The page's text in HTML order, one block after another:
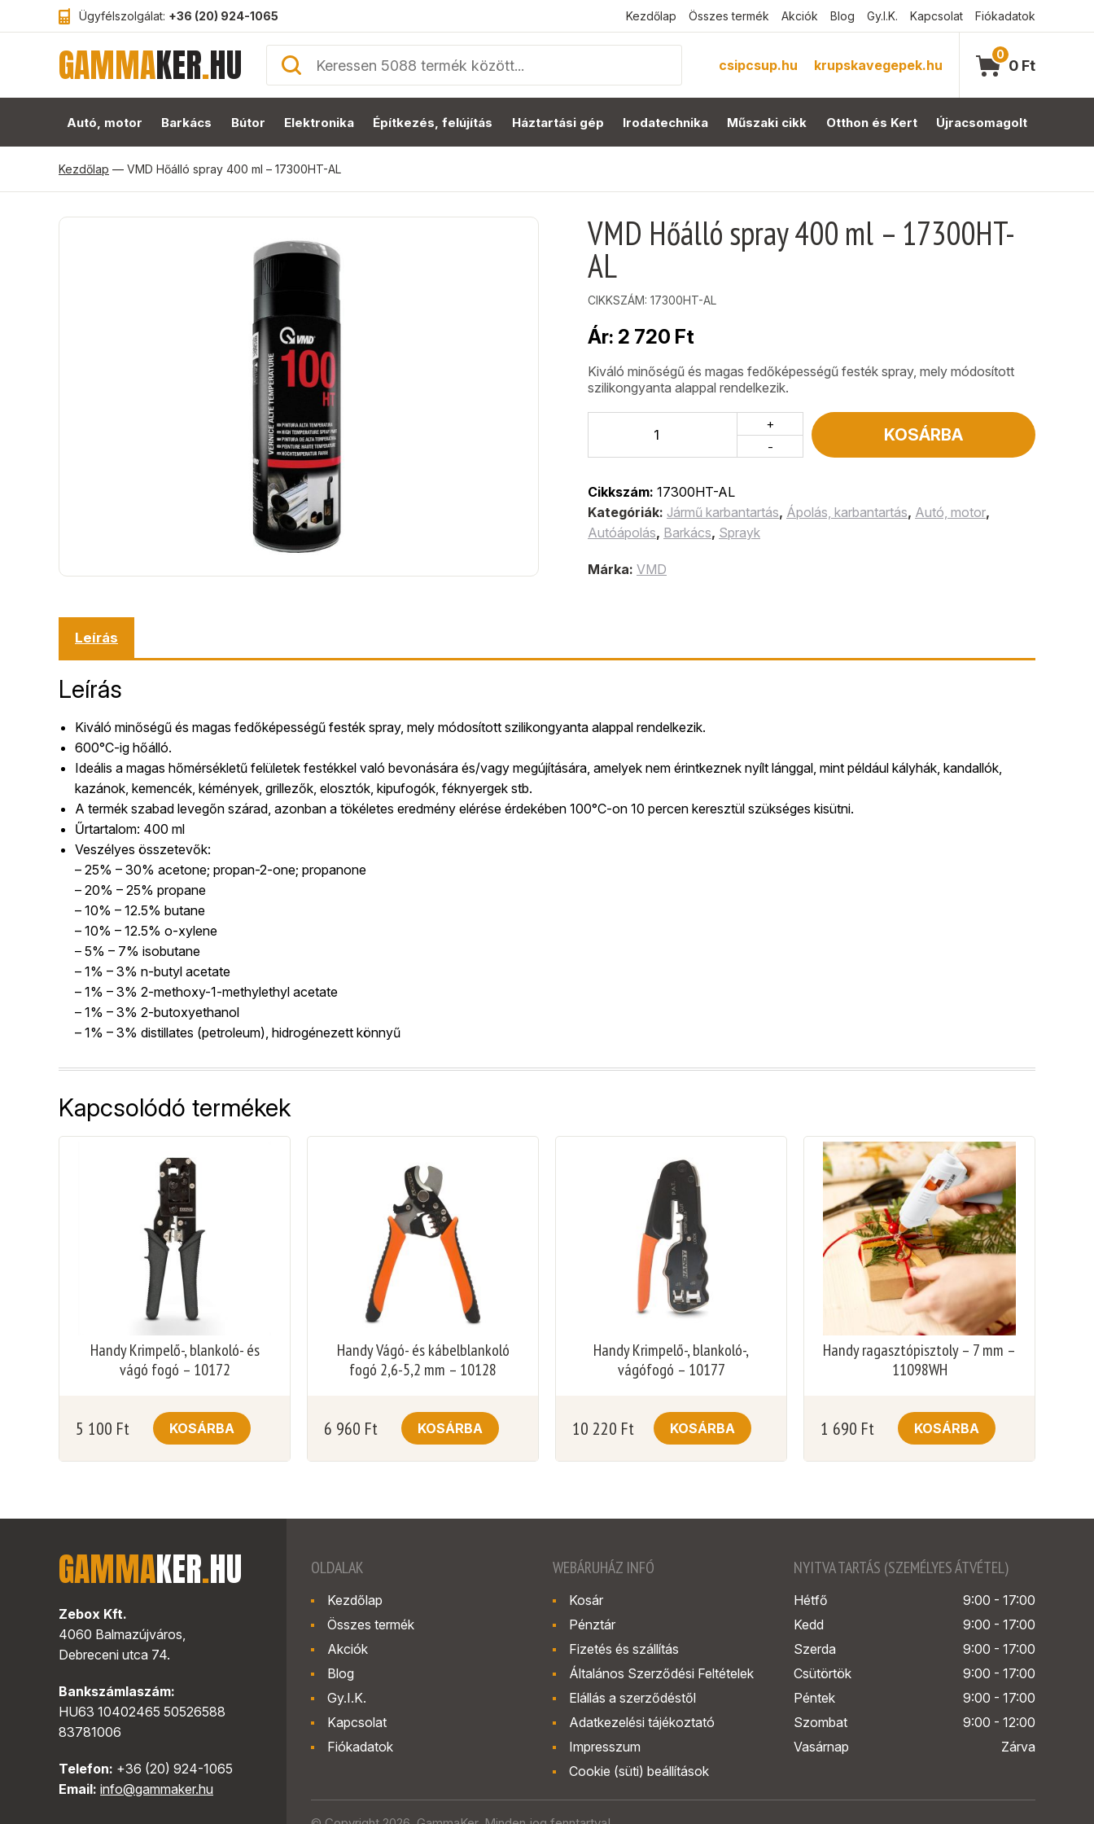
Ügyfélszolgálat: +36 (20) 924-1065 Kezdőlap Összes termék Akciók Blog Gy.I.K. Kapcsolat Fiókadatok
GAMMAKER.HU csipcsup.hu krupskavegepek.hu
0
0 Ft
Autó, motor Barkács Bútor Elektronika Építkezés, felújítás Háztartási gép Irodatechnika Műszaki cikk Otthon és Kert Újracsomagolt
Kezdőlap — VMD Hőálló spray 400 ml – 17300HT-AL
VMD Hőálló spray 400 ml – 17300HT-
AL
CIKKSZÁM: 17300HT-AL
Ár: 2 720 Ft
Kiváló minőségű és magas fedőképességű festék spray, mely módosított
szilikongyanta alappal rendelkezik.
-
+
KOSÁRBA
Cikkszám: 17300HT-AL
Kategóriák: Jármű karbantartás, Ápolás, karbantartás, Autó, motor,
Autóápolás, Barkács, Sprayk
Márka: VMD
Leírás
Leírás
Kiváló minőségű és magas fedőképességű festék spray, mely módosított szilikongyanta alappal rendelkezik.
600°C-ig hőálló.
Ideális a magas hőmérsékletű felületek festékkel való bevonására és/vagy megújítására, amelyek nem érintkeznek nyílt lánggal, mint például kályhák, kandallók,
kazánok, kemencék, kémények, grillezők, elosztók, kipufogók, féknyergek stb.
A termék szabad levegőn szárad, azonban a tökéletes eredmény elérése érdekében 100°C-on 10 percen keresztül szükséges kisütni.
Űrtartalom: 400 ml
Veszélyes összetevők:
– 25% – 30% acetone; propan-2-one; propanone
– 20% – 25% propane
– 10% – 12.5% butane
– 10% – 12.5% o-xylene
– 5% – 7% isobutane
– 1% – 3% n-butyl acetate
– 1% – 3% 2-methoxy-1-methylethyl acetate
– 1% – 3% 2-butoxyethanol
– 1% – 3% distillates (petroleum), hidrogénezett könnyű
Kapcsolódó termékek
Handy Krimpelő-, blankoló- és
vágó fogó – 10172
5 100 Ft KOSÁRBA
Handy Vágó- és kábelblankoló
fogó 2,6-5,2 mm – 10128
6 960 Ft KOSÁRBA
Handy Krimpelő-, blankoló-,
vágófogó – 10177
10 220 Ft KOSÁRBA
Handy ragasztópisztoly – 7 mm –
11098WH
1 690 Ft KOSÁRBA
GAMMAKER.HU
Zebox Kft.
4060 Balmazújváros,
Debreceni utca 74.
Bankszámlaszám:
HU63 10402465 50526588
83781006
Telefon: +36 (20) 924-1065
Email: info@gammaker.hu
OLDALAK
Kezdőlap
Összes termék
Akciók
Blog
Gy.I.K.
Kapcsolat
Fiókadatok
WEBÁRUHÁZ INFÓ
Kosár
Pénztár
Fizetés és szállítás
Általános Szerződési Feltételek
Elállás a szerződéstől
Adatkezelési tájékoztató
Impresszum
Cookie (süti) beállítások
NYITVA TARTÁS (SZEMÉLYES ÁTVÉTEL)
Hétfő
9:00 - 17:00
Kedd
9:00 - 17:00
Szerda
9:00 - 17:00
Csütörtök
9:00 - 17:00
Péntek
9:00 - 17:00
Szombat
9:00 - 12:00
Vasárnap
Zárva